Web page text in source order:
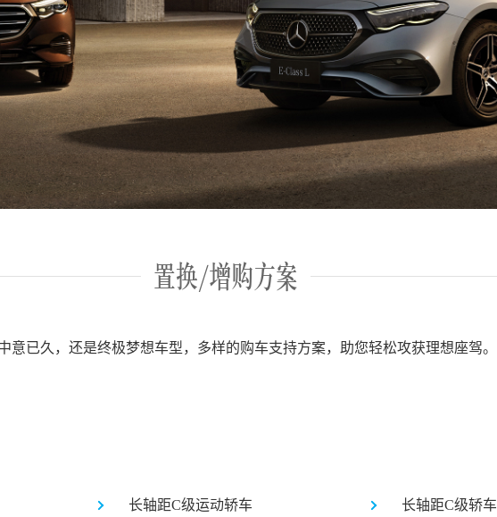
置换/增购方案
意已久，还是终极梦想车型，多样的购车支持方案，助您轻松攻获理想座驾。
长轴距C级运动轿车 长轴距C级轿车